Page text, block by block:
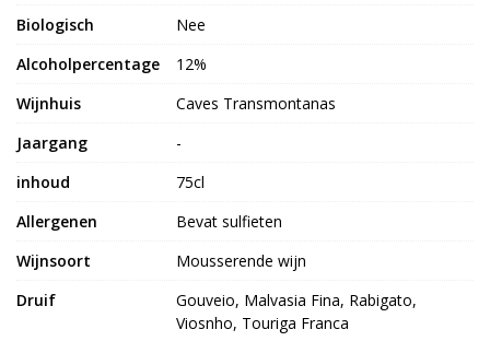
Biologisch
Nee
Alcoholpercentage
12%
Wijnhuis
Caves Transmontanas
Jaargang
-
inhoud
75cl
Allergenen
Bevat sulfieten
Wijnsoort
Mousserende wijn
Druif
Gouveio, Malvasia Fina, Rabigato,
Viosnho, Touriga Franca